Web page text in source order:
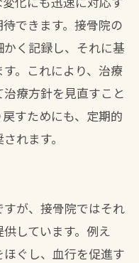
できます。接骨院の
く記録し、それに基
。これにより、治療
療方針を見直すこと
すためにも、定期的
れます。
が、接骨院ではそれ
しています。例え
ぐし、血行を促進す